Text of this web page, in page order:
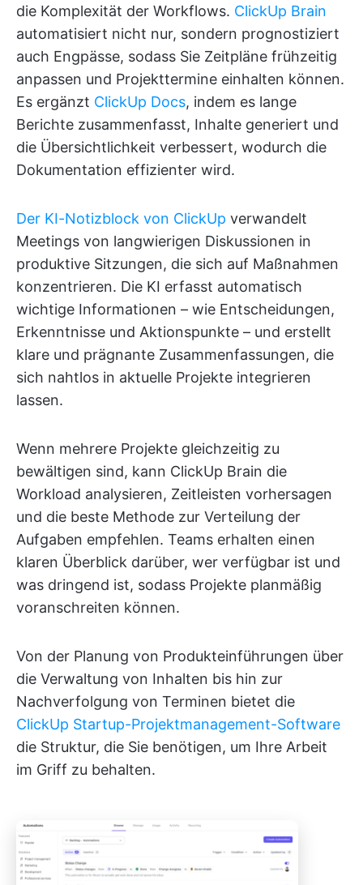
die Komplexität der Workflows. ClickUp Brain
automatisiert nicht nur, sondern prognostiziert
auch Engpässe, sodass Sie Zeitpläne frühzeitig
anpassen und Projekttermine einhalten können.
Es ergänzt ClickUp Docs, indem es lange
Berichte zusammenfasst, Inhalte generiert und
die Übersichtlichkeit verbessert, wodurch die
Dokumentation effizienter wird.
Der KI-Notizblock von ClickUp verwandelt
Meetings von langwierigen Diskussionen in
produktive Sitzungen, die sich auf Maßnahmen
konzentrieren. Die KI erfasst automatisch
wichtige Informationen – wie Entscheidungen,
Erkenntnisse und Aktionspunkte – und erstellt
klare und prägnante Zusammenfassungen, die
sich nahtlos in aktuelle Projekte integrieren
lassen.
Wenn mehrere Projekte gleichzeitig zu
bewältigen sind, kann ClickUp Brain die
Workload analysieren, Zeitleisten vorhersagen
und die beste Methode zur Verteilung der
Aufgaben empfehlen. Teams erhalten einen
klaren Überblick darüber, wer verfügbar ist und
was dringend ist, sodass Projekte planmäßig
voranschreiten können.
Von der Planung von Produkteinführungen über
die Verwaltung von Inhalten bis hin zur
Nachverfolgung von Terminen bietet die
ClickUp Startup-Projektmanagement-Software
die Struktur, die Sie benötigen, um Ihre Arbeit
im Griff zu behalten.